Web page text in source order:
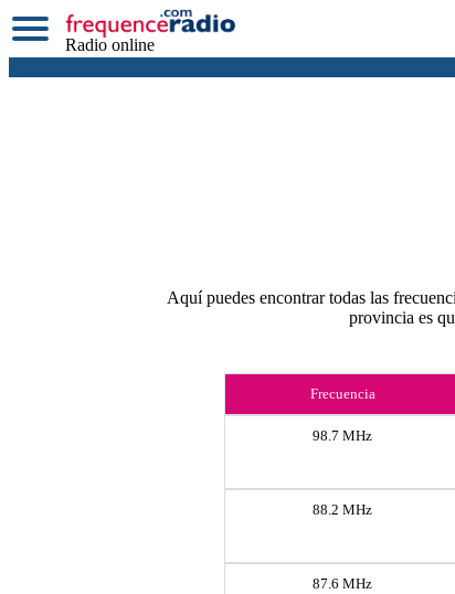
Radio online
Aquí puedes encontrar todas las
provincia es
Frecuencia
98.7 MHz
88.2 MHz
87.6 MHz